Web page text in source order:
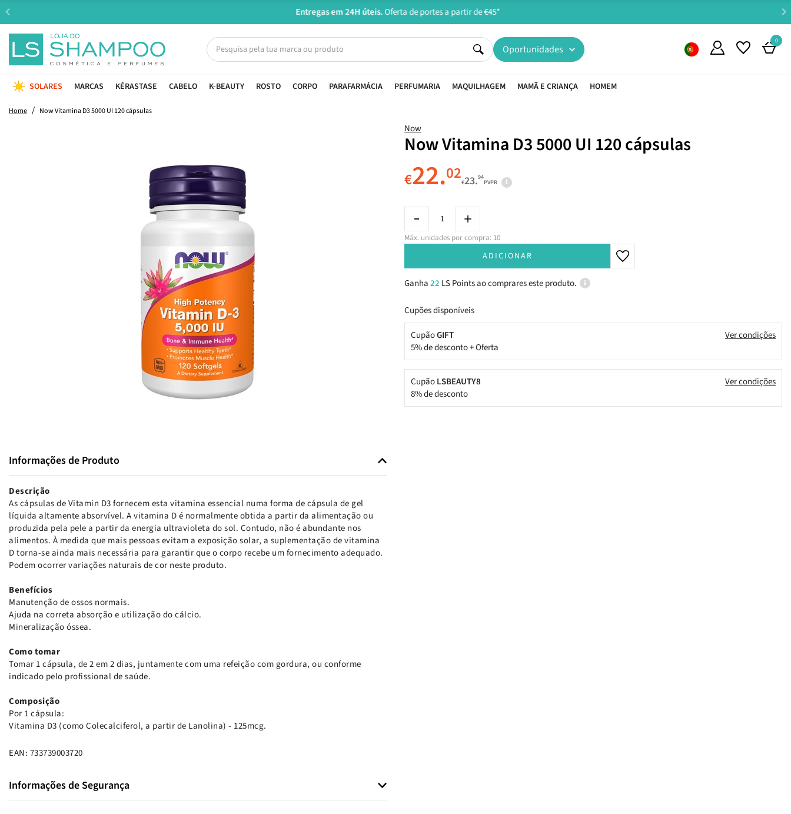
Entregas em 24H úteis.Oferta de portes a partir de €45*
Oportunidades
0
SOLARES MARCAS KÉRASTASE CABELO K-BEAUTY ROSTO CORPO PARAFARMÁCIA PERFUMARIA MAQUILHAGEM MAMÃ E CRIANÇA HOMEM
Home Now Vitamina D3 5000 UI 120 cápsulas
Informações de Produto
Descrição
As cápsulas de Vitamin D3 fornecem esta vitamina essencial numa forma de cápsula de gel
líquida altamente absorvível. A vitamina D é normalmente obtida a partir da alimentação ou
produzida pela pele a partir da energia ultravioleta do sol. Contudo, não é abundante nos
alimentos. À medida que mais pessoas evitam a exposição solar, a suplementação de vitamina
D torna-se ainda mais necessária para garantir que o corpo recebe um fornecimento adequado.
Podem ocorrer variações naturais de cor neste produto.
Benefícios
Manutenção de ossos normais.
Ajuda na correta absorção e utilização do cálcio.
Mineralização óssea.
Como tomar
Tomar 1 cápsula, de 2 em 2 dias, juntamente com uma refeição com gordura, ou conforme
indicado pelo profissional de saúde.
Composição
Por 1 cápsula:
Vitamina D3 (como Colecalciferol, a partir de Lanolina) - 125mcg.
EAN: 733739003720
Informações de Segurança
Now
Now Vitamina D3 5000 UI 120 cápsulas
€22.02€23.94
PVPR
Máx. unidades por compra: 10
ADICIONAR
Ganha22 LS Points ao comprares este produto.
Cupões disponíveis
CupãoGIFT
5% de desconto + Oferta
Ver condições
CupãoLSBEAUTY8
8% de desconto
Ver condições